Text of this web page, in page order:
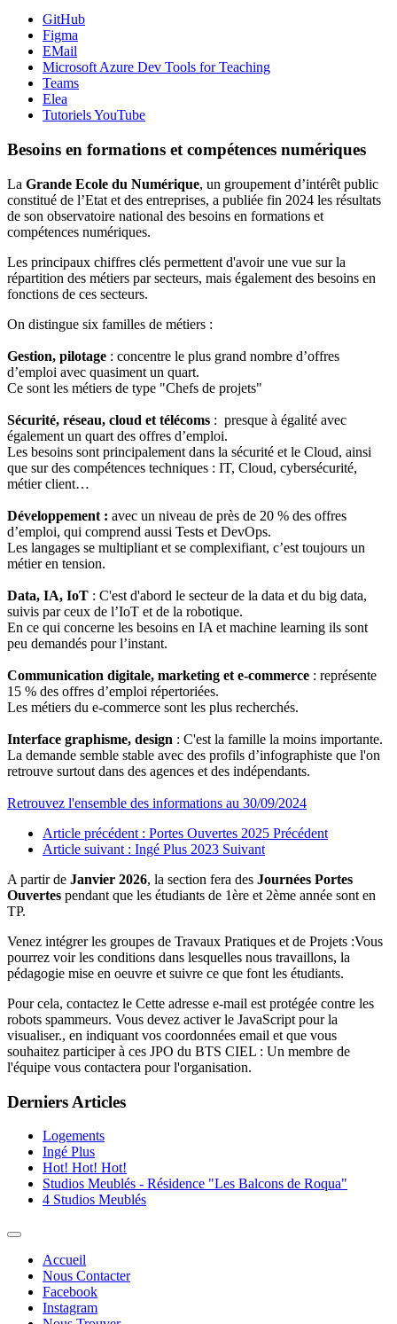
GitHub
Figma
EMail
Microsoft Azure Dev Tools for Teaching
Teams
Elea
Tutoriels YouTube
Besoins en formations et compétences numériques
La Grande Ecole du Numérique, un groupement d’intérêt public
constitué de l’Etat et des entreprises, a publiée fin 2024 les résultats
de son observatoire national des besoins en formations et
compétences numériques.
Les principaux chiffres clés permettent d'avoir une vue sur la
répartition des métiers par secteurs, mais également des besoins en
fonctions de ces secteurs.
On distingue six familles de métiers :
Gestion, pilotage : concentre le plus grand nombre d’offres
d’emploi avec quasiment un quart.
Ce sont les métiers de type "Chefs de projets"
Sécurité, réseau, cloud et télécoms : presque à égalité avec
également un quart des offres d’emploi.
Les besoins sont principalement dans la sécurité et le Cloud, ainsi
que sur des compétences techniques : IT, Cloud, cybersécurité,
métier client…
Développement : avec un niveau de près de 20 % des offres
d’emploi, qui comprend aussi Tests et DevOps.
Les langages se multipliant et se complexifiant, c’est toujours un
métier en tension.
Data, IA, IoT : C'est d'abord le secteur de la data et du big data,
suivis par ceux de l’IoT et de la robotique.
En ce qui concerne les besoins en IA et machine learning ils sont
peu demandés pour l’instant.
Communication digitale, marketing et e-commerce : représente
15 % des offres d’emploi répertoriées.
Les métiers du e-commerce sont les plus recherchés.
Interface graphisme, design : C'est la famille la moins importante.
La demande semble stable avec des profils d’infographiste que l'on
retrouve surtout dans des agences et des indépendants.
Retrouvez l'ensemble des informations au 30/09/2024
Article précédent : Portes Ouvertes 2025 Précédent
Article suivant : Ingé Plus 2023 Suivant
A partir de Janvier 2026, la section fera des Journées Portes
Ouvertes pendant que les étudiants de 1ère et 2ème année sont en
TP.
Venez intégrer les groupes de Travaux Pratiques et de Projets :Vous
pourrez voir les conditions dans lesquelles nous travaillons, la
pédagogie mise en oeuvre et suivre ce que font les étudiants.
Pour cela, contactez le Cette adresse e-mail est protégée contre les
robots spammeurs. Vous devez activer le JavaScript pour la
visualiser., en indiquant vos coordonnées email et que vous
souhaitez participer à ces JPO du BTS CIEL : Un membre de
l'équipe vous contactera pour l'organisation.
Derniers Articles
Logements
Ingé Plus
Hot! Hot! Hot!
Studios Meublés - Résidence "Les Balcons de Roqua"
4 Studios Meublés
Accueil
Nous Contacter
Facebook
Instagram